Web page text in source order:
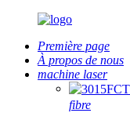
Première page
À propos de nous
machine laser
fibre